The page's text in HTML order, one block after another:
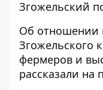
Згожельский
Об отношении
Згожельского
фермеров и
рассказали на